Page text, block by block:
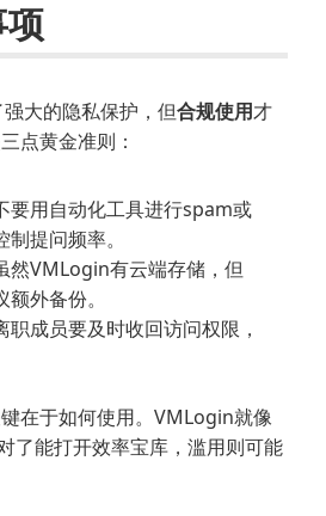
大的隐私保护，但合规使用才
点黄金准则：
要用自动化工具进行spam或
提问频率。
然VMLogin有云端存储，但
外备份。
职成员要及时收回访问权限，
在于如何使用。VMLogin就像
了能打开效率宝库，滥用则可能